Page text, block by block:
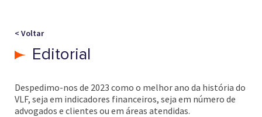
< Voltar
Editorial
Despedimo-nos de 2023 como o melhor ano da história do
VLF, seja em indicadores financeiros, seja em número de
advogados e clientes ou em áreas atendidas.